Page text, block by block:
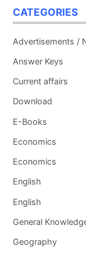
CATEGORIES
Advertisements /
Answer Keys
Current affairs
Download
E-Books
Economics
Economics
English
English
General
Geography